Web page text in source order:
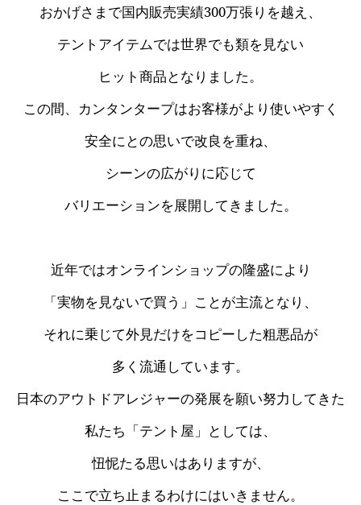
おかげさまで国内販売実績300万張りを越え、
テントアイテムでは世界でも類を見ない
ヒット商品となりました。
この間、カンタンタープはお客様がより使いやすく
安全にとの思いで改良を重ね、
シーンの広がりに応じて
バリエーションを展開してきました。
近年ではオンラインショップの隆盛により
「実物を見ないで買う」ことが主流となり、
それに乗じて外見だけをコピーした粗悪品が
多く流通しています。
日本のアウトドアレジャーの発展を願い努力してきた
私たち「テント屋」としては、
忸怩たる思いはありますが、
ここで立ち止まるわけにはいきません。